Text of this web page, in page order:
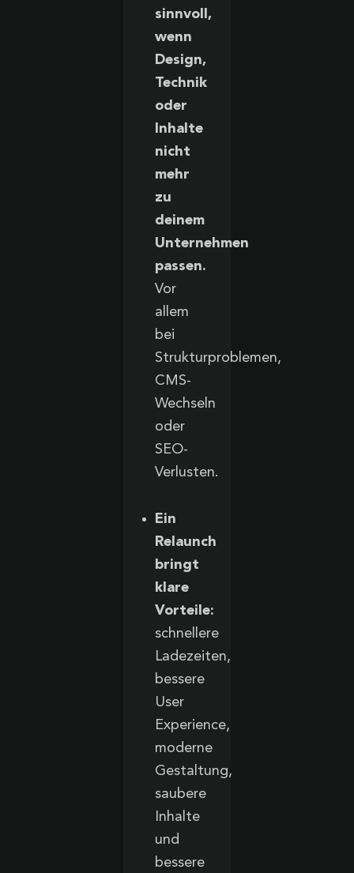
sinnvoll,
wenn
Design,
Technik
oder
Inhalte
nicht
mehr
zu
deinem
Unternehmen
passen.
Vor
allem
bei
Strukturproblemen,
CMS-
Wechseln
oder
SEO-
Verlusten.
Ein
Relaunch
bringt
klare
Vorteile:
schnellere
Ladezeiten,
bessere
User
Experience,
moderne
Gestaltung,
saubere
Inhalte
und
bessere